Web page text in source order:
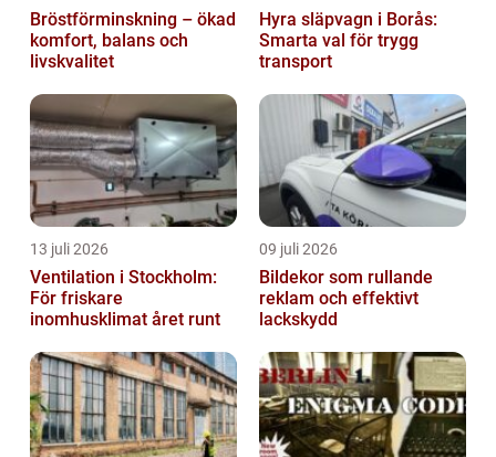
Bröstförminskning – ökad
komfort, balans och
livskvalitet
Hyra släpvagn i Borås:
Smarta val för trygg
transport
13 juli 2026
Ventilation i Stockholm:
För friskare
inomhusklimat året runt
09 juli 2026
Bildekor som rullande
reklam och effektivt
lackskydd